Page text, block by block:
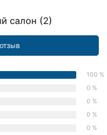
салон (2)
100 %
0 %
0 %
0 %
0 %